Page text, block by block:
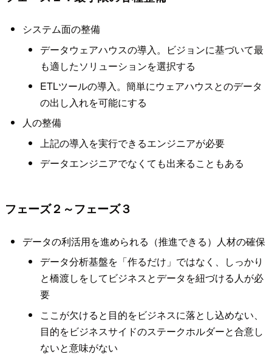
システム面の整備
データウェアハウスの導入。ビジョンに基づいて最
も適したソリューションを選択する
ETLツールの導入。簡単にウェアハウスとのデータ
の出し入れを可能にする
人の整備
上記の導入を実行できるエンジニアが必要
データエンジニアでなくても出来ることもある
フェーズ２～フェーズ３
データの利活用を進められる（推進できる）人材の確保
データ分析基盤を「作るだけ」ではなく、しっかり
と橋渡しをしてビジネスとデータを紐づける人が必
要
ここが欠けると目的をビジネスに落とし込めない、
目的をビジネスサイドのステークホルダーと合意し
ないと意味がない